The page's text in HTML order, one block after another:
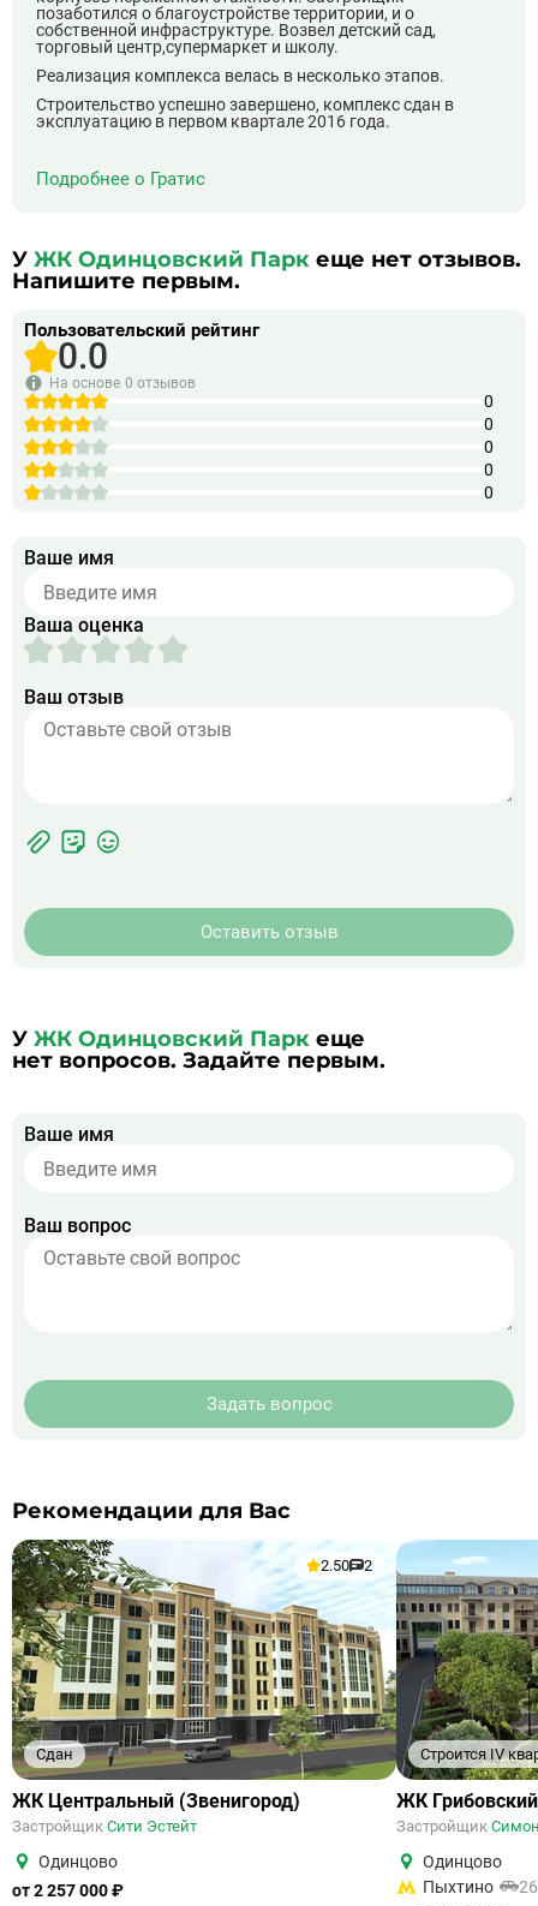
позаботился о благоустройстве территории, и о
собственной инфраструктуре. Возвел детский сад,
торговый центр,супермаркет и школу.
Реализация комплекса велась в несколько этапов.
Строительство успешно завершено, комплекс сдан в
эксплуатацию в первом квартале 2016 года.
Подробнее о Гратис
У ЖК Одинцовский Парк еще нет отзывов.
Напишите первым.
Пользовательский рейтинг
0.0
На основе 0 отзывов
0
0
0
0
0
Ваше имя
Ваша оценка
Ваш отзыв
Фотографии
ЖК
Прикрепить
фото
Оставить отзыв
У ЖК Одинцовский Парк еще
нет вопросов. Задайте первым.
Ваше имя
Ваш вопрос
Задать вопрос
Рекомендации для Вас
Сдан
2.50 2
ЖК Центральный (Звенигород)
Застройщик Сити Эстейт
Одинцово
от 2 257 000 ₽
Строится IV
ЖК
Застройщик
Одинцово
Пыхтино